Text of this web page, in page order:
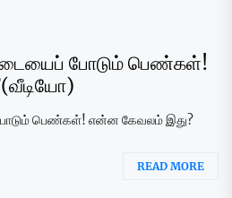
போடும் பெண்கள்!
பெண்கள்! என்ன கேவலம் இது?
READ MORE